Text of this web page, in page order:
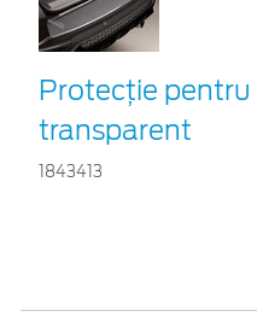
Protecţie pentru
transparent
1843413